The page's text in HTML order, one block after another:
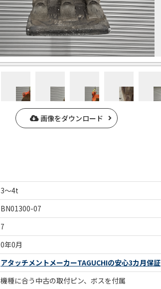
画像をダウンロード
3～4t
BN01300-07
7
0年0月
アタッチメントメーカーTAGUCHIの安心3カ月保証
機種に合う中古の取付ピン、ボスを付属